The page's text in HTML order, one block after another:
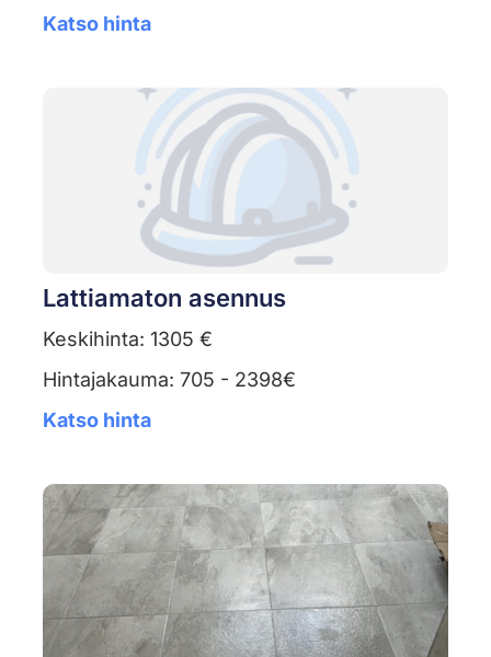
Katso hinta
Lattiamaton asennus
Keskihinta: 1305 €
Hintajakauma: 705 - 2398€
Katso hinta